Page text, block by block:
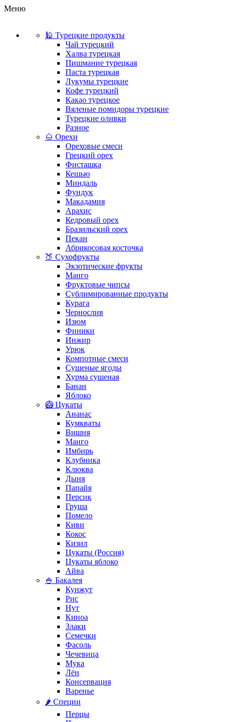
Меню
🕌 Турецкие продукты
Чай турецкий
Халва турецкая
Пишмание турецкая
Паста турецкая
Лукумы турецкие
Кофе турецкий
Какао турецкое
Вяленые помидоры турецкие
Турецкие оливки
Разное
🌰 Орехи
Ореховые смеси
Грецкий орех
Фисташка
Кешью
Миндаль
Фундук
Макадамия
Арахис
Кедровый орех
Бразильский орех
Пекан
Абрикосовая косточка
🍑 Сухофрукты
Экзотические фрукты
Манго
Фруктовые чипсы
Сублимированные продукты
Курага
Чернослив
Изюм
Финики
Инжир
Урюк
Компотные смеси
Сушеные ягоды
Хурма сушеная
Банан
Яблоко
🥝 Цукаты
Ананас
Кумкваты
Вишня
Манго
Имбирь
Клубника
Клюква
Дыня
Папайя
Персик
Груша
Помело
Киви
Кокос
Кизил
Цукаты (Россия)
Цукаты яблоко
Айва
🍚 Бакалея
Кунжут
Рис
Нут
Киноа
Злаки
Семечки
Фасоль
Чечевица
Мука
Лён
Консервация
Варенье
🌶️ Специи
Перцы